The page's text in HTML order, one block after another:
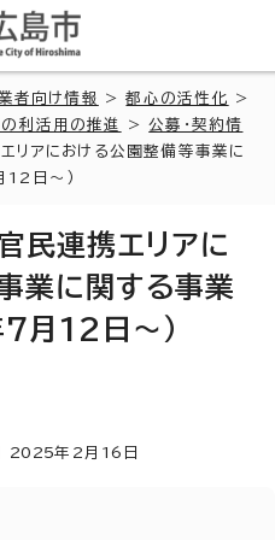
者向け情報 >都心の活性化
>
利活用の推進 >公募・契約情
リアにおける公園整備等事業に
12日～）
民連携エリアに
業に関する事業
月12日～）
2025年2月 16 日